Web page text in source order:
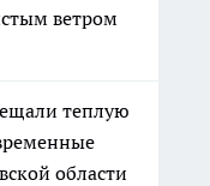
ветром
теплую
области